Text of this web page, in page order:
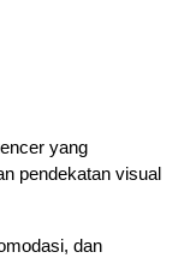
yang
pendekatan visual
dan